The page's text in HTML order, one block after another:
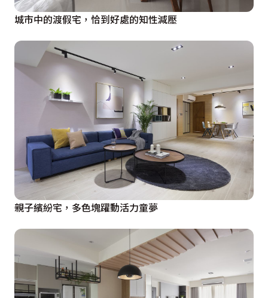
城市中的渡假宅，恰到好處的知性減壓
親子繽紛宅，多色塊躍動活力童夢